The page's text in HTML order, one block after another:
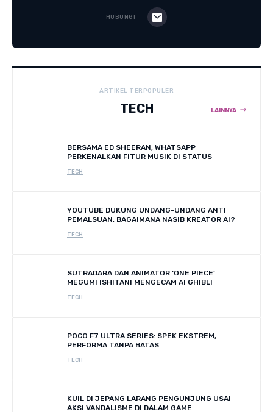
HUBUNGI
ARTIKEL TERPOPULER
TECH LAINNYA
BERSAMA ED SHEERAN, WHATSAPP
PERKENALKAN FITUR MUSIK DI STATUS
TECH
YOUTUBE DUKUNG UNDANG-UNDANG ANTI
PEMALSUAN, BAGAIMANA NASIB KREATOR AI?
TECH
SUTRADARA DAN ANIMATOR ‘ONE PIECE’
MEGUMI ISHITANI MENGECAM AI GHIBLI
TECH
POCO F7 ULTRA SERIES: SPEK EKSTREM,
PERFORMA TANPA BATAS
TECH
KUIL DI JEPANG LARANG PENGUNJUNG USAI
AKSI VANDALISME DI DALAM GAME